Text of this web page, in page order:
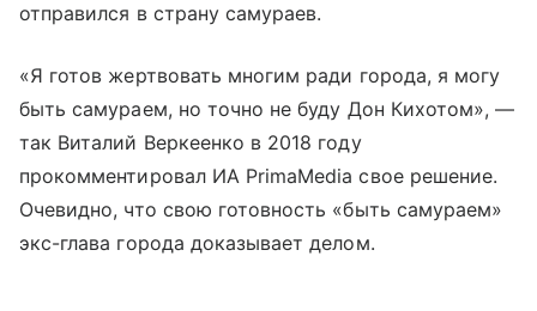
отправился в страну самураев.
«Я готов жертвовать многим ради города, я могу
быть самураем, но точно не буду Дон Кихотом», —
так Виталий Веркеенко в 2018 году
прокомментировал ИА PrimaMedia свое решение.
Очевидно, что свою готовность «быть самураем»
экс-глава города доказывает делом.